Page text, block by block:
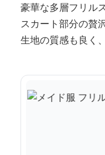
豪華な多層フリル
スカート部分の贅
生地の質感も良く